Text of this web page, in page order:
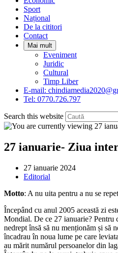
Sport
Național
De la cititori
Contact
Mai mult
Eveniment
Juridic
Cultural
Timp Liber
E-mail:
Tel: 0770.726.797
Search this website
27 ianuarie- Ziua
Post
published:
27 ianuarie 2024
Post
Editorial
Motto: A nu uita pentru a nu se
Începând cu anul 2005 această zi
Mondial. De ce 27 ianuarie? Pentru
nedrept însă să nu menționăm și să
încadrau în noua lume pe care
au mărit numărul persoanelor din